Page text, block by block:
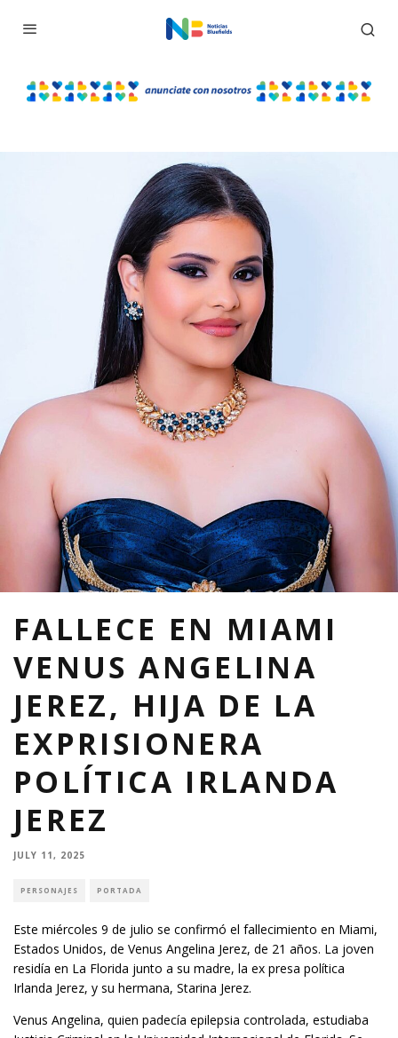
FALLECE EN MIAMI
VENUS ANGELINA
JEREZ, HIJA DE LA
EXPRISIONERA
POLÍTICA IRLANDA
JEREZ
JULY 11, 2025
PERSONAJES PORTADA
Este miércoles 9 de julio se confirmó el fallecimiento en Miami,
Estados Unidos, de Venus Angelina Jerez, de 21 años. La joven
residía en La Florida junto a su madre, la ex presa política
Irlanda Jerez, y su hermana, Starina Jerez.
Venus Angelina, quien padecía epilepsia controlada, estudiaba